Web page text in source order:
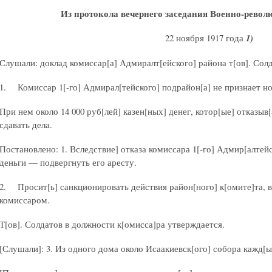
Из протокола вечернего заседания Военно-
22 ноября 1917 года 1)
Слушали: доклад комиссар[а] Адмиралт[ейского] района т[ов].
1. Комиссар 1[-го] Адмирал[тейского] подрайон[а] не признает
При нем около 14 000 руб[лей] казен[ных] денег, котор[ые]
сдавать дела.
Постановлено: 1. Вследствие] отказа комиссара 1[-го]
деньги — подвергнуть его аресту.
2. Просит[ь] санкционировать действия район[ного] к[омите]та,
комиссаром.
Т[ов]. Солдатов в должности к[омисса]ра утверждается.
[Слушали]: 3. Из одного дома около Исаакиевск[ого] собора